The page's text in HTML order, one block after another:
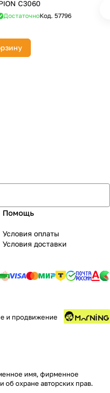
C3060
ДостаточноКод. 57796
Помощь
Условия оплаты
Условия доставки
и продвижение
имя, фирменное
охране авторских прав.